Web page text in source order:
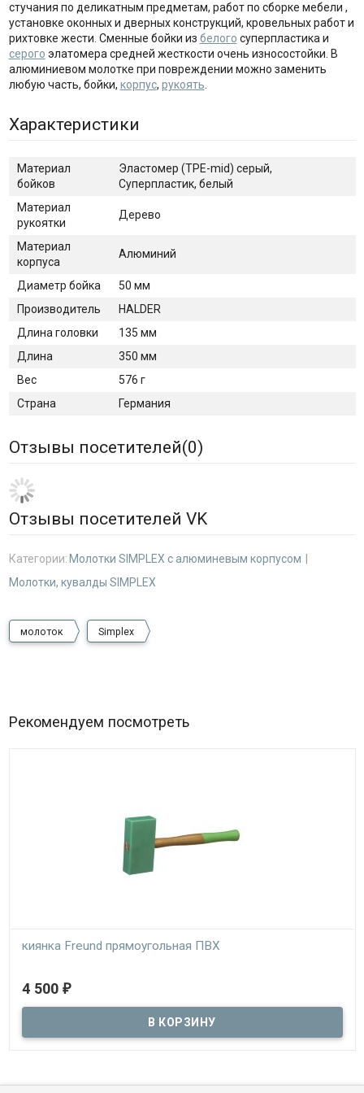
стучания по деликатным предметам, работ по сборке мебели ,
установке оконных и дверных конструкций, кровельных работ и
рихтовке жести. Сменные бойки из белого суперпластика и
серого элатомера средней жесткости очень износостойки. В
алюминиевом молотке при повреждении можно заменить
любую часть, бойки, корпус, рукоять
Характеристики
Материал
бойков
Эластомер (TPE-mid) серый,
Суперпластик, белый
Материал
рукоятки
Дерево
Материал
корпуса
Алюминий
Диаметр бойка
50 мм
Производитель
HALDER
Длина головки
135 мм
Длина
350 мм
Вес
576 г
Страна
Германия
Отзывы посетителей(0)
Отзывы посетителей VK
Категории:Молотки SIMPLEX с алюминевым корпусом
Молотки, кувалды SIMPLEX
молоток Simplex
Рекомендуем посмотреть
киянка Freund прямоугольная ПВХ
тонколистовым металлом и жестью
4 500 ₽